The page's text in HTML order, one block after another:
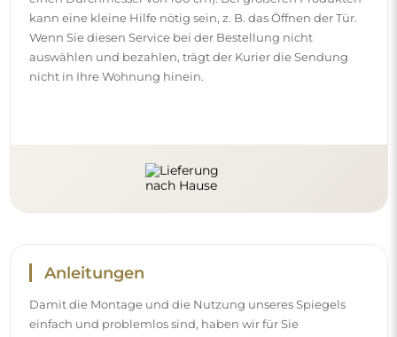
kann eine kleine Hilfe nötig sein, z. B. das Öffnen der Tür.
Wenn Sie diesen Service bei der Bestellung nicht
auswählen und bezahlen, trägt der Kurier die Sendung
nicht in Ihre Wohnung hinein.
Anleitungen
Damit die Montage und die Nutzung unseres Spiegels
einfach und problemlos sind, haben wir für Sie